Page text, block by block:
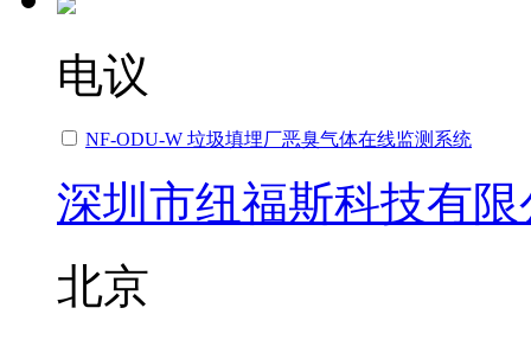
电议
NF-ODU-W 垃圾填埋厂恶臭气体在线监测系统
深圳市纽福斯科技有限
北京